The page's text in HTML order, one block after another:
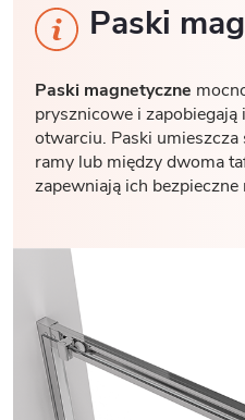
Paski
Paski magnetyczne
prysznicowe i zapobiegają
otwarciu. Paski
ramy lub między dwoma
zapewniają ich